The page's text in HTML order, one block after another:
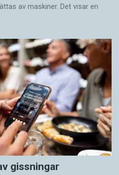
av maskiner. Det visar en
gissningar